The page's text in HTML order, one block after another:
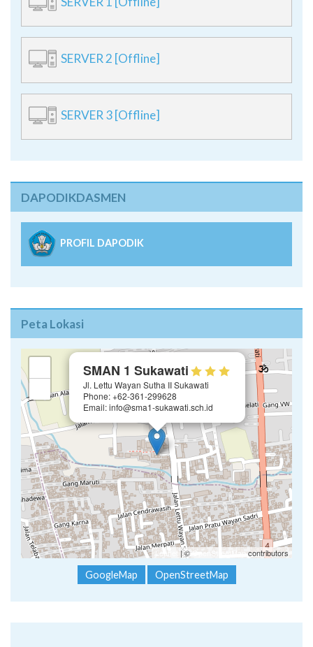
SERVER 2 [Offline]
SERVER 3 [Offline]
DAPODIKDASMEN
PROFIL DAPODIK
Peta Lokasi
SMAN 1 Sukawati
Jl. Lettu Wayan Sutha II Sukawati
Phone: +62-361-299628
Email: info@sma1-sukawati.sch.id
Leaflet | ©OpenStreetMap contributors
GoogleMap OpenStreetMap